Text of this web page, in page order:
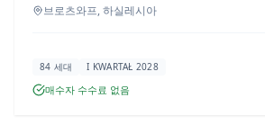
브로츠와프, 하실레시아
84 세대 I KWARTAŁ 2028
매수자 수수료 없음